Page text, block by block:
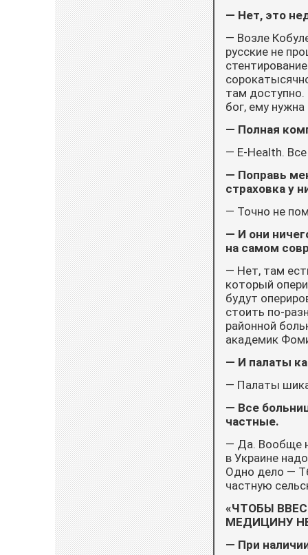
— Нет, это
— Возле
русские не
там доступно.
бог, ему
— Полная
— E-Health.
— Поправь
страховка у
— Точно не
— И они
на самом
— Нет, там
который
будут
стоить по-
районной
академик
— И палаты
— Палаты
— Все
частные.
— Да. Вообще
в Украине
Одно дело —
частную
«ЧТОБЫ
МЕДИЦИНУ
— При